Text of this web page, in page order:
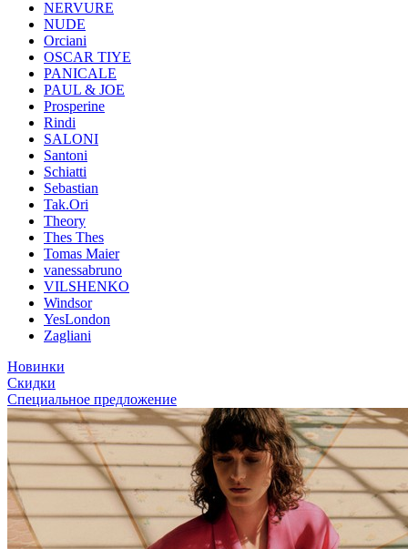
NERVURE
NUDE
Orciani
OSCAR TIYE
PANICALE
PAUL & JOE
Prosperine
Rindi
SALONI
Santoni
Schiatti
Sebastian
Tak.Ori
Theory
Thes Thes
Tomas Maier
vanessabruno
VILSHENKO
Windsor
YesLondon
Zagliani
Новинки
Скидки
Специальное предложение